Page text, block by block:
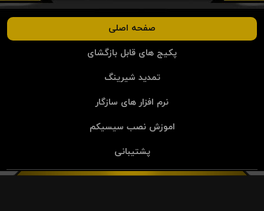
صفحه اصلی
پکیج های قابل بازگشای
تمدید شیرینگ
نرم افزار های سازگار
اموزش نصب سیسیکم
پشتیبانی